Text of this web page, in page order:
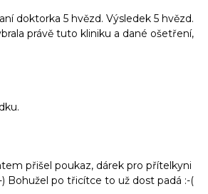
doktorka 5 hvězd. Výsledek 5 hvězd.
právě tuto kliniku a dané ošetření,
přišel poukaz, dárek pro přítelkyni
Bohužel po třicítce to už dost padá :-(